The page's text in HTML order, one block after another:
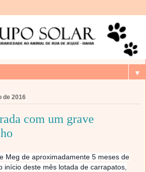
▼
de 2016
com um grave
Meg de aproximadamente 5 meses de
início deste mês lotada de carrapatos,